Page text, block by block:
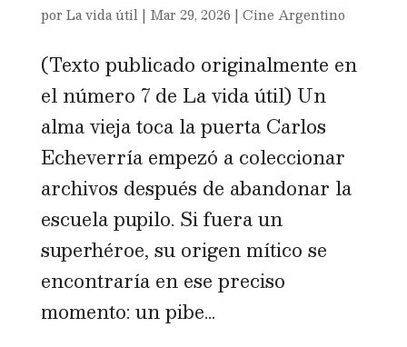
por La vida útil| Mar 29, 2026 | Cine Argentino
(Texto publicado originalmente en
el número 7 de La vida útil) Un
alma vieja toca la puerta Carlos
Echeverría empezó a coleccionar
archivos después de abandonar la
escuela pupilo. Si fuera un
superhéroe, su origen mítico se
encontraría en ese preciso
momento: un pibe...